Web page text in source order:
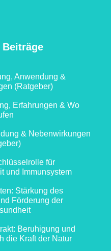
Beiträge
Anwendung &
(Ratgeber)
Erfahrungen & Wo
& Nebenwirkungen
für
und Immunsystem
Stärkung des
Förderung der
Beruhigung und
die Kraft der Natur